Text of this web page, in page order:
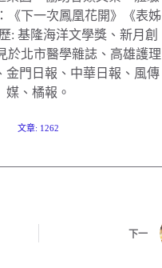
《下一次鳳凰花開》《表姊
: 基隆海洋文學獎、新月創
於北市醫學雜誌、高雄護理
金門日報、中華日報、風傳
媒、橘報。
文章: 1262
下一